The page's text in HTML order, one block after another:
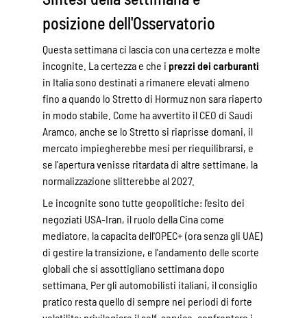
posizione dell'Osservatorio
Questa settimana ci lascia con una certezza e molte
incognite. La certezza e che i prezzi dei carburanti
in Italia sono destinati a rimanere elevati almeno
fino a quando lo Stretto di Hormuz non sara riaperto
in modo stabile. Come ha avvertito il CEO di Saudi
Aramco, anche se lo Stretto si riaprisse domani, il
mercato impiegherebbe mesi per riequilibrarsi, e
se l'apertura venisse ritardata di altre settimane, la
normalizzazione slitterebbe al 2027.
Le incognite sono tutte geopolitiche: l'esito dei
negoziati USA-Iran, il ruolo della Cina come
mediatore, la capacita dell'OPEC+ (ora senza gli UAE)
di gestire la transizione, e l'andamento delle scorte
globali che si assottigliano settimana dopo
settimana. Per gli automobilisti italiani, il consiglio
pratico resta quello di sempre nei periodi di forte